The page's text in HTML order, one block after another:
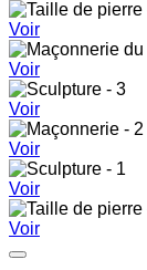
Voir
Voir
Voir
Voir
Voir
Voir